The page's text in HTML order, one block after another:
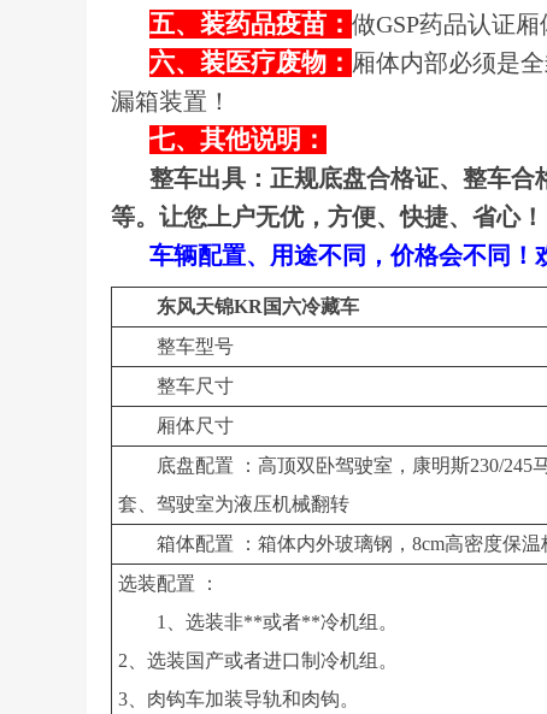
五、装药品疫苗： 做GSP药品认证
六、装医疗废物： 厢体内部必须是
漏箱装置！
七、其他说明：
整车出具：正规底盘合格证、整车
等。让您上户无优，方便、快捷、省心！
车辆配置、用途不同，价格会不同！
东风天锦KR国六冷藏车
整车型号
整车尺寸
厢体尺寸
底盘配置 ：高顶双卧驾驶室，康明斯230/245
套、驾驶室为液压机械翻转
箱体配置 ：箱体内外玻璃钢，8cm高密度保
选装配置 ：
1、选装非**或者**冷机组。
2、选装国产或者进口制冷机组。
3、肉钩车加装导轨和肉钩。